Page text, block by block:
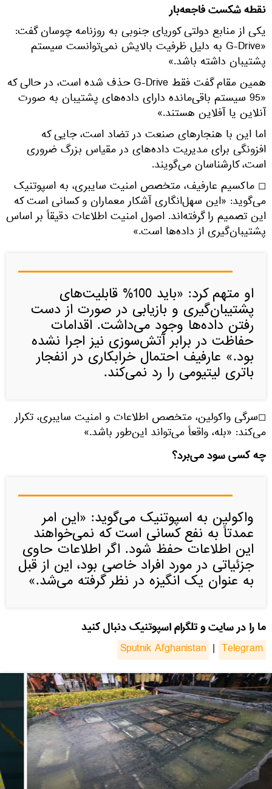
نقطه شکست فاجعه‌بار
یکی از منابع دولتی کوریای جنوبی به روزنامه چوسان گفت:
«G-Drive به دلیل ظرفیت بالایش نمی‌توانست سیستم
پشتیبان داشته باشد.»
همین مقام گفت فقط G-Drive حذف شده است، در حالی که
«95 سیستم باقی‌مانده دارای داده‌های پشتیبان به صورت
آنلاین یا آفلاین هستند.»
اما این با هنجارهای صنعت در تضاد است، جایی که
افزونگی برای مدیریت داده‌های در مقیاس بزرگ ضروری
است، کارشناسان می‌گویند.
◻ ماکسیم عارفیف، متخصص امنیت سایبری، به اسپوتنیک
می‌گوید: «این سهل‌انگاری آشکار معماران و کسانی است که
این تصمیم را گرفته‌اند. اصول امنیت اطلاعات دقیقاً بر اساس
پشتیبان‌گیری از داده‌ها است.»
او متهم کرد: «باید 100% قابلیت‌های
پشتیبان‌گیری و بازیابی در صورت از دست
رفتن داده‌ها وجود می‌داشت. اقدامات
حفاظت در برابر آتش‌سوزی نیز اجرا نشده
بود.» عارفیف احتمال خرابکاری در انفجار
باتری لیتیومی را رد نمی‌کند.
◻سرگی واکولین، متخصص اطلاعات و امنیت سایبری، تکرار
می‌کند: «بله، واقعاً می‌تواند این‌طور باشد.»
چه کسی سود می‌برد؟
واکولین به اسپوتنیک می‌گوید: «این امر
عمدتاً به نفع کسانی است که نمی‌خواهند
این اطلاعات حفظ شود. اگر اطلاعات حاوی
جزئیاتی در مورد افراد خاصی بود، این از قبل
به عنوان یک انگیزه در نظر گرفته می‌شد.»
ما را در سایت و تلگرام اسپوتنیک دنبال کنید
Sputnik Afghanistan | Telegram